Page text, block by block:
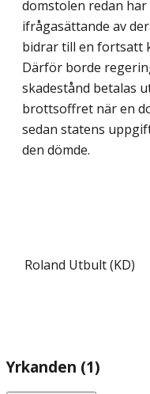
domstolen redan
ifrågasättande av
bidrar till en fortsatt
Därför borde
skadestånd betalas
brottsoffret när en
sedan statens
den dömde.
Roland Utbult (KD)
Yrkanden (1)